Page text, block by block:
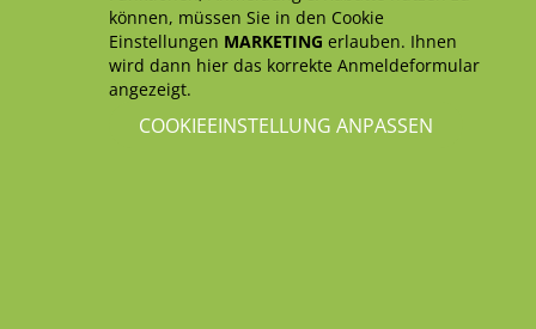
können, müssen Sie in den Cookie
Einstellungen MARKETING erlauben. Ihnen
wird dann hier das korrekte Anmeldeformular
angezeigt.
COOKIEEINSTELLUNG ANPASSEN